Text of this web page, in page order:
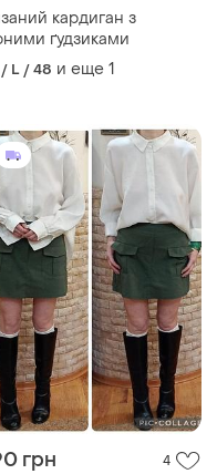
кардиган з
ґудзиками
L / 48 и еще 1
грн 4